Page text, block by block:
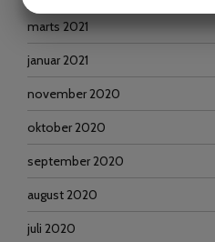
marts 2021
januar 2021
november 2020
oktober 2020
september 2020
august 2020
juli 2020